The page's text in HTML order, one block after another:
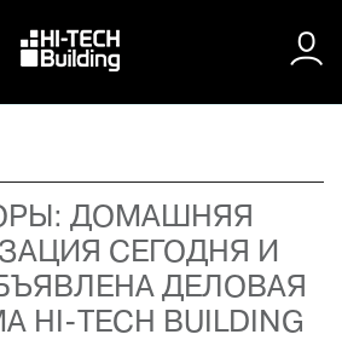
ДОМАШНЯЯ
СЕГОДНЯ И
ДЕЛОВАЯ
HI-TECH BUILDING